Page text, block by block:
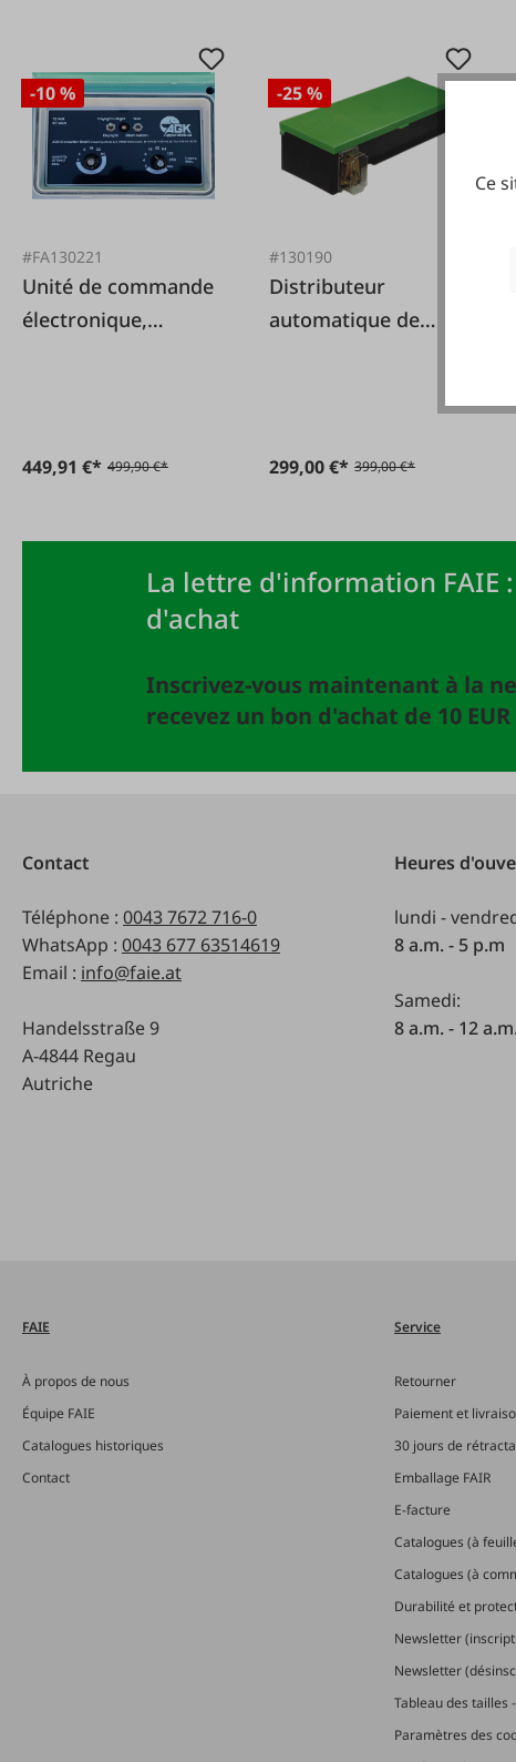
-10 %
#FA130221
Unité de commande
électronique,
449,91 €* 499,90 €*
-25 %
#130190
Distributeur
automatique de
299,00 €* 399,00 €*
La lettre d'information FAIE
d'achat
Inscrivez-vous maintenant à la
recevez un bon d'achat de 10 EUR
Contact
Téléphone : 0043 7672 716-0
WhatsApp : 0043 677 63514619
Email : info@faie.at
Handelsstraße 9
A-4844 Regau
Autriche
Heures
lundi -
8 a.m. - 5 p.m
Samedi:
8 a.m. - 12
FAIE
À propos de nous
Équipe FAIE
Catalogues historiques
Contact
Service
Retourner
Paiement et
30 jours de
Emballage FAIR
E-facture
Catalogues (à
Catalogues (à
Durabilité et
Newsletter
Newsletter
Tableau des tailles
Paramètres des
Ce